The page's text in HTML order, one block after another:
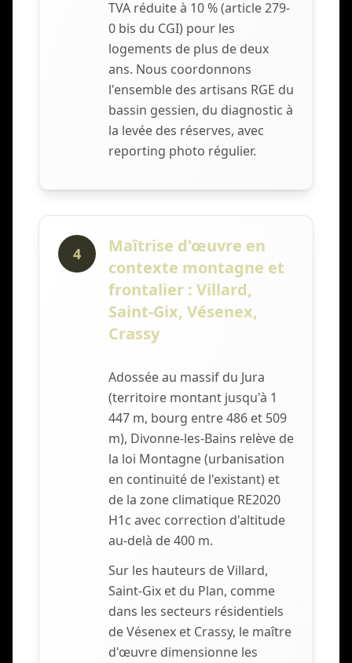
TVA réduite à 10 % (article 279-
0 bis du CGI) pour les
logements de plus de deux
ans. Nous coordonnons
l'ensemble des artisans RGE du
bassin gessien, du diagnostic à
la levée des réserves, avec
reporting photo régulier.
4
Maîtrise d'œuvre en
contexte montagne et
frontalier : Villard,
Saint-Gix, Vésenex,
Crassy
Adossée au massif du Jura
(territoire montant jusqu'à 1
447 m, bourg entre 486 et 509
m), Divonne-les-Bains relève de
la loi Montagne (urbanisation
en continuité de l'existant) et
de la zone climatique RE2020
H1c avec correction d'altitude
au-delà de 400 m.
Sur les hauteurs de Villard,
Saint-Gix et du Plan, comme
dans les secteurs résidentiels
de Vésenex et Crassy, le maître
d'œuvre dimensionne les